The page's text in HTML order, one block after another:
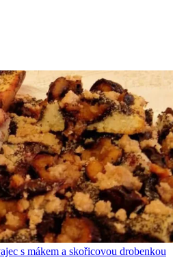
s mákem a skořicovou drobenkou